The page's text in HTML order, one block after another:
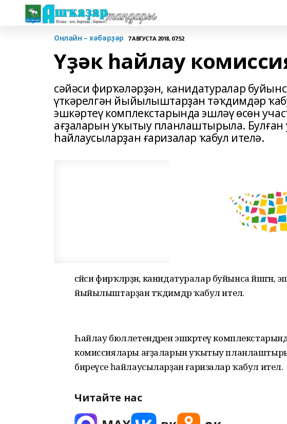
Онлайн – хәбәрҙәр 7 АВГУСТА 2018, 07:52
Үҙәк һайлау
сәйәси фирҡәләрҙән, канидатуралар
үткәрелгән йыйылыштарҙан тәҡдимдәр
эшкәртеү комплекстарында эшләү өсөн
ағҙаларын уҡытыу планлаштырыла.
һайлаусыларҙан ғаризалар ҡабул ителә.
сәйәси фирҡәләрҙән, канидатуралар буйынса йәшәгән,
йыйылыштарҙан тәҡдимдәр ҡабул ителә.
Һайлау бюллетендәрен эшкәртеү
комиссиялары ағҙаларын уҡытыу
биреүсе һайлаусыларҙан ғаризалар ҡабул ителә.
Читайте нас